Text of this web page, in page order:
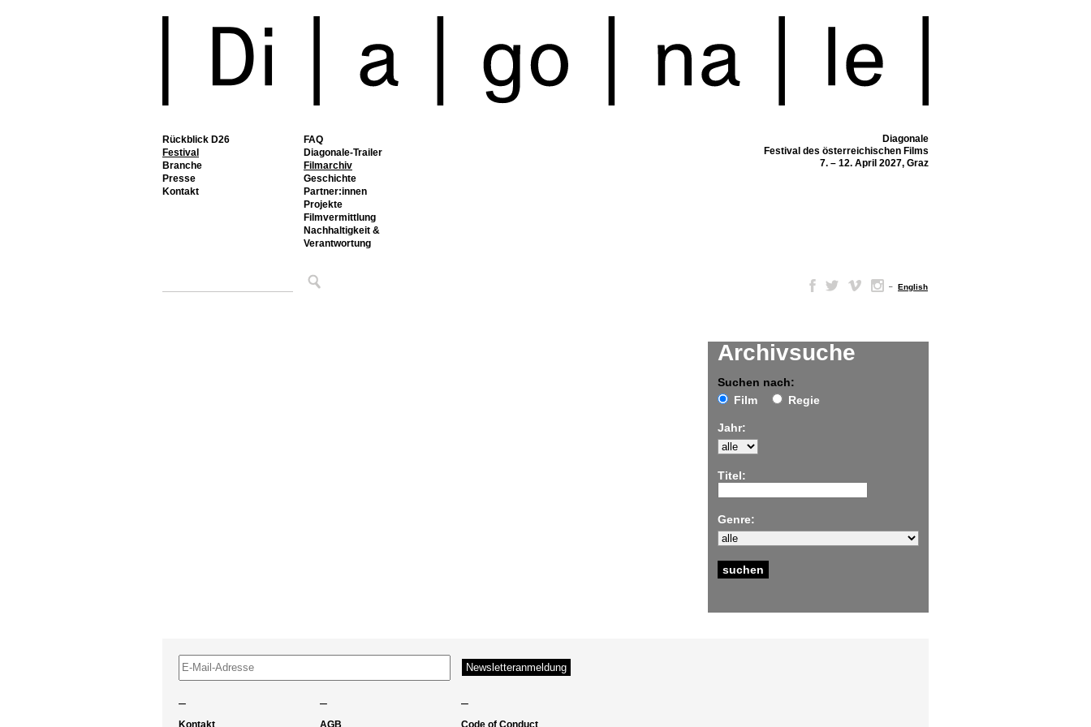
Rückblick D26
Festival
FAQ
Diagonale-Trailer
Filmarchiv
Geschichte
Partner:innen
Projekte
Filmvermittlung
Nachhaltigkeit &
Verantwortung
Branche
Presse
Kontakt
Diagonale
Festival des österreichischen Films
7. – 12. April 2027, Graz
– English
Archivsuche
Suchen nach:
Film
Regie
Jahr:
Titel:
Genre:
– – –
Kontakt AGB Code of Conduct